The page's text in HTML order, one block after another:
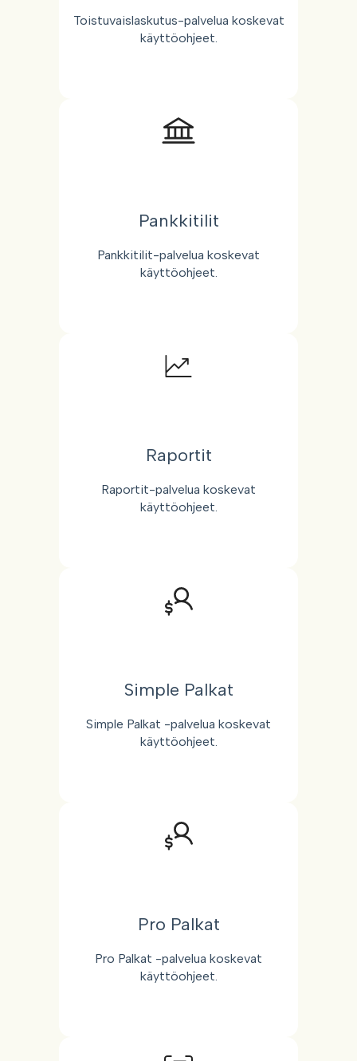
Toistuvaislaskutus-palvelua koskevat
käyttöohjeet.
Pankkitilit
Pankkitilit-palvelua koskevat
käyttöohjeet.
Raportit
Raportit-palvelua koskevat
käyttöohjeet.
Simple Palkat
Simple Palkat -palvelua koskevat
käyttöohjeet.
Pro Palkat
Pro Palkat -palvelua koskevat
käyttöohjeet.